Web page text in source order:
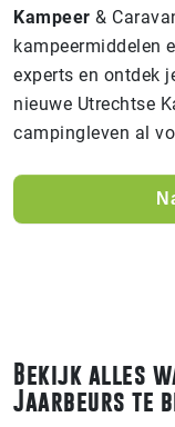
Kampeer &
kampeermiddelen
experts en ontdek
nieuwe Utrechtse
campingleven al
Bekijk alles
Jaarbeurs te